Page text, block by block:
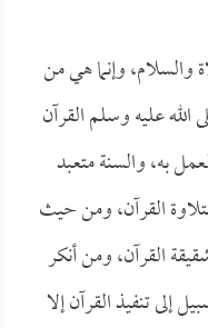
وإنما هي من
عليه وسلم القرآن
به، والسنة متعبد
بتلاوة القرآن، ومن حيث
القرآن، ومن أنكر
إلى تنفيذ القرآن إلا